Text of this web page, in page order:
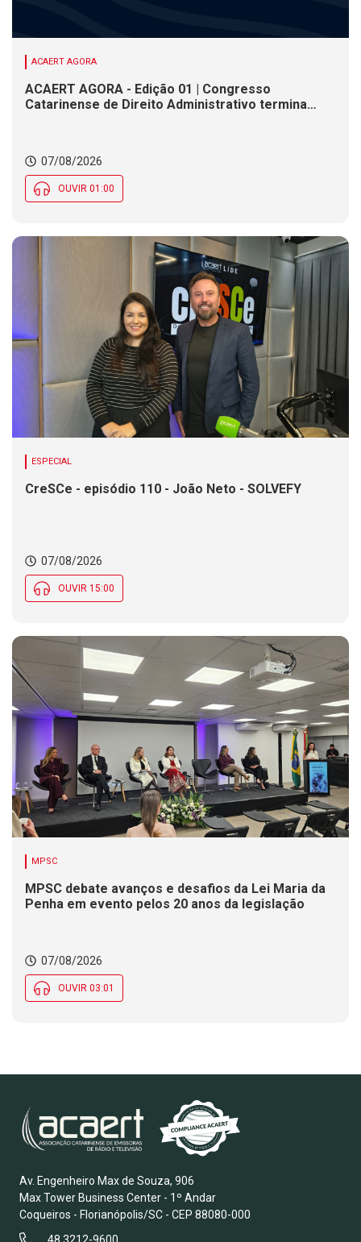
ACAERT AGORA
ACAERT AGORA - Edição 01 | Congresso
Catarinense de Direito Administrativo termina
mantém em parte de SC
07/08/2026
OUVIR 01:00
ESPECIAL
CreSCe - episódio 110 - João Neto - SOLVEFY
07/08/2026
OUVIR 15:00
MPSC
MPSC debate avanços e desafios da Lei Maria da
Penha em evento pelos 20 anos da legislação
07/08/2026
OUVIR 03:01
Av. Engenheiro Max de Souza, 906
Max Tower Business Center - 1º Andar
Coqueiros - Florianópolis/SC - CEP 88080-000